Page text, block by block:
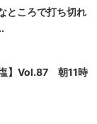
ところで打ち切れ
塩】Vol.87 朝11時